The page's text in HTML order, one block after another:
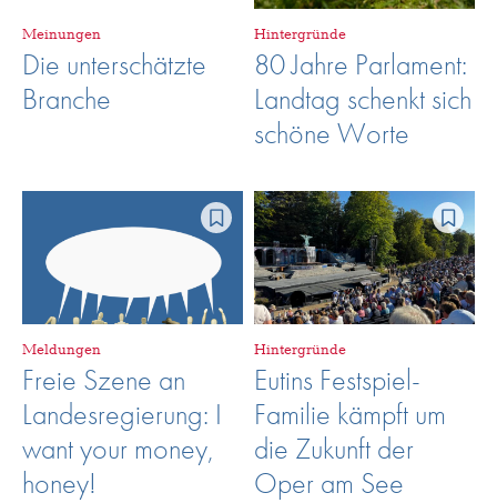
Meinungen
Die unterschätzte
Branche
Hintergründe
80 Jahre Parlament:
Landtag schenkt sich
schöne Worte
Meldungen
Freie Szene an
Landesregierung: I
want your money,
honey!
Hintergründe
Eutins Festspiel-
Familie kämpft um
die Zukunft der
Oper am See